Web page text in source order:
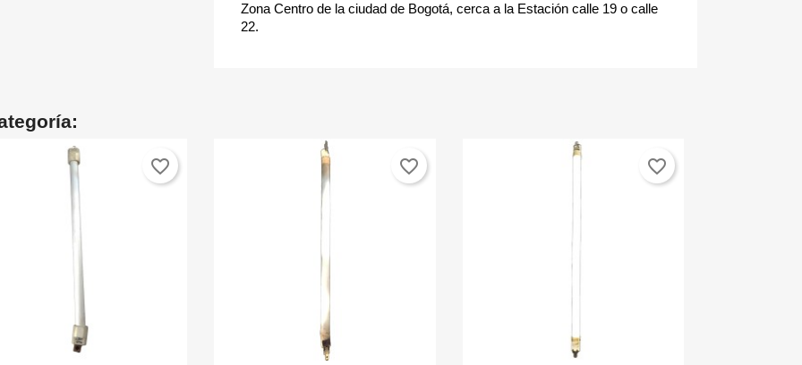
Zona Centro de la ciudad de Bogotá, cerca a la Estación calle 19 o calle
22.
favorite_border favorite_border favorite_border